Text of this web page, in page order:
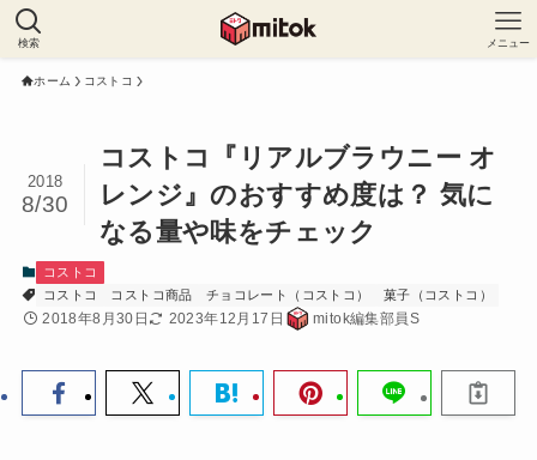
検索 メニュー
ホーム コストコ
コストコ『リアルブラウニー オ
レンジ』のおすすめ度は？ 気に
なる量や味をチェック
2018
8/30
コストコ
コストコ
コストコ商品 チョコレート（コストコ） 菓子（コストコ）
2018年8月30日 2023年12月17日 mitok編集部員S